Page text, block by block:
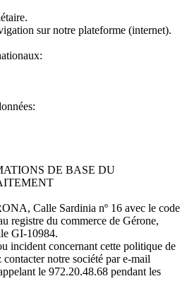
sur notre plateforme (internet).
DE BASE DU
Calle Sardinia nº 16 avec le code
registre du commerce de Gérone,
GI-10984.
incident concernant cette politique de
notre société par e-mail
le 972.20.48.68 pendant les